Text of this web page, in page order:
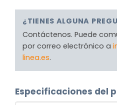
¿TIENES ALGUNA
Contáctenos. Puede
por correo electrónico a
linea.es.
Especificaciones del